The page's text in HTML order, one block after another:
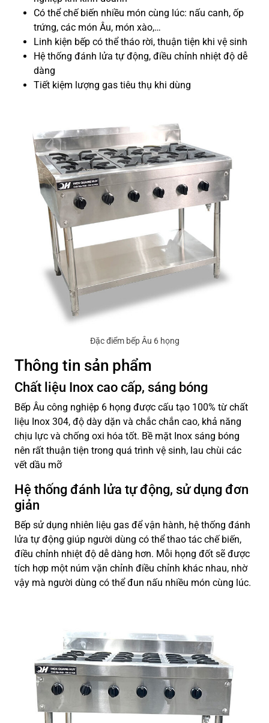
Có thể chế biến nhiều món cùng lúc: nấu canh, ốp
trứng, các món Âu, món xào,…
Linh kiện bếp có thể tháo rời, thuận tiện khi vệ sinh
Hệ thống đánh lửa tự động, điều chỉnh nhiệt độ dễ
dàng
Tiết kiệm lượng gas tiêu thụ khi dùng
Đặc điểm bếp Âu 6 họng
Thông tin sản phẩm
Chất liệu Inox cao cấp, sáng bóng
Bếp Âu công nghiệp 6 họng được cấu tạo 100% từ chất
liệu Inox 304, độ dày dặn và chắc chắn cao, khả năng
chịu lực và chống oxi hóa tốt. Bề mặt Inox sáng bóng
nên rất thuận tiện trong quá trình vệ sinh, lau chùi các
vết dầu mỡ
Hệ thống đánh lửa tự động, sử dụng đơn
giản
Bếp sử dụng nhiên liệu gas để vận hành, hệ thống đánh
lửa tự động giúp người dùng có thể thao tác chế biến,
điều chỉnh nhiệt độ dễ dàng hơn. Mỗi họng đốt sẽ được
tích hợp một núm vặn chỉnh điều chỉnh khác nhau, nhờ
vậy mà người dùng có thể đun nấu nhiều món cùng lúc.